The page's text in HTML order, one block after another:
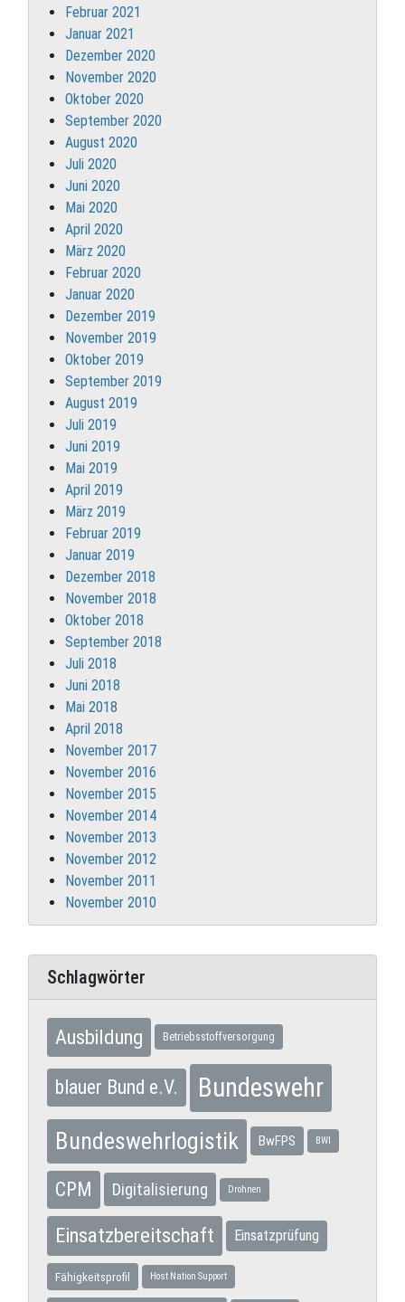
Februar 2021
Januar 2021
Dezember 2020
November 2020
Oktober 2020
September 2020
August 2020
Juli 2020
Juni 2020
Mai 2020
April 2020
März 2020
Februar 2020
Januar 2020
Dezember 2019
November 2019
Oktober 2019
September 2019
August 2019
Juli 2019
Juni 2019
Mai 2019
April 2019
März 2019
Februar 2019
Januar 2019
Dezember 2018
November 2018
Oktober 2018
September 2018
Juli 2018
Juni 2018
Mai 2018
April 2018
November 2017
November 2016
November 2015
November 2014
November 2013
November 2012
November 2011
November 2010
Schlagwörter
Ausbildung Betriebsstoffversorgung
blauer Bund e.V. Bundeswehr
Bundeswehrlogistik BwFPS BWI
CPM Digitalisierung Drohnen
Einsatzbereitschaft Einsatzprüfung
Fähigkeitsprofil Host Nation Support